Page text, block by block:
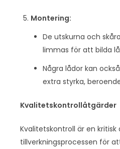
Montering:
De utskurna och
limmas för att bilda
Några lådor kan
extra styrka,
Kvalitetskontrollåtgärder
Kvalitetskontroll är en kritisk
tillverkningsprocessen för